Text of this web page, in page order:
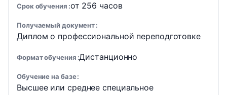
Срок обучения от 256 часов
Получаемый документ
Диплом о профессиональной переподготовке
Формат обучения Дистанционно
Обучение на базе
Высшее или среднее специальное